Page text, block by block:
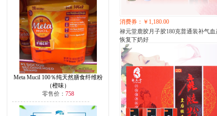
Meta Mucil 100％纯天然膳食纤维粉
（橙味）
零售价： 758
消费券：￥1,180.00
禄元堂鹿胶月子胶180克普通装补气血
恢复下奶好